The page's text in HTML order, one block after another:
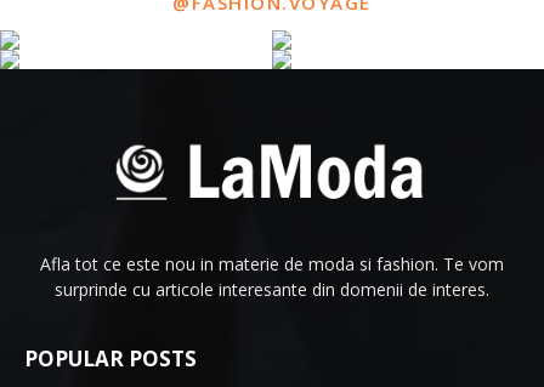
Afla tot ce este nou in materie de moda si fashion. Te vom
surprinde cu articole interesante din domenii de interes.
POPULAR POSTS